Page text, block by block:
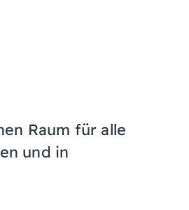
Raum für alle
und in